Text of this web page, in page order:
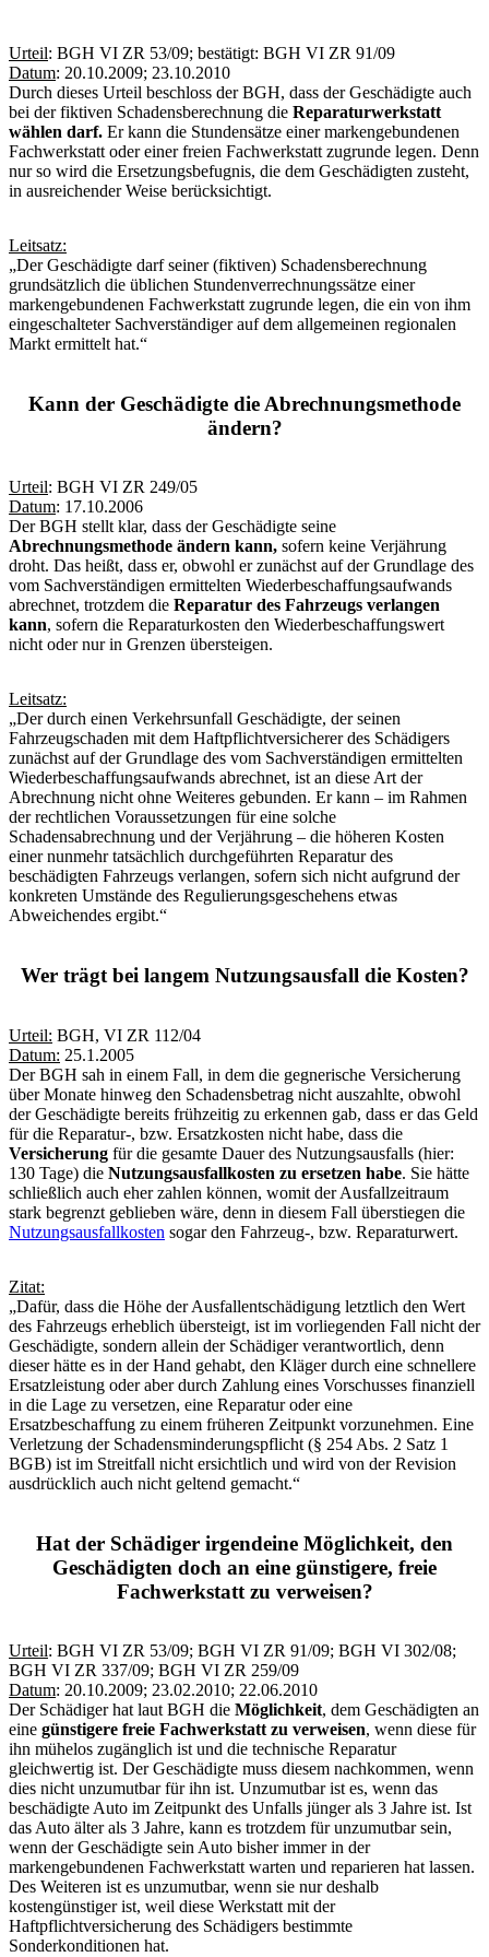
Urteil: BGH VI ZR 53/09; bestätigt: BGH VI ZR 91/09
Datum: 20.10.2009; 23.10.2010
Durch dieses Urteil beschloss der BGH, dass der Geschädigte auch
bei der fiktiven Schadensberechnung die Reparaturwerkstatt
wählen darf. Er kann die Stundensätze einer markengebundenen
Fachwerkstatt oder einer freien Fachwerkstatt zugrunde legen. Denn
nur so wird die Ersetzungsbefugnis, die dem Geschädigten zusteht,
in ausreichender Weise berücksichtigt.
Leitsatz:
„Der Geschädigte darf seiner (fiktiven) Schadensberechnung
grundsätzlich die üblichen Stundenverrechnungssätze einer
markengebundenen Fachwerkstatt zugrunde legen, die ein von ihm
eingeschalteter Sachverständiger auf dem allgemeinen regionalen
Markt ermittelt hat.“
Kann der Geschädigte die Abrechnungsmethode
ändern?
Urteil: BGH VI ZR 249/05
Datum: 17.10.2006
Der BGH stellt klar, dass der Geschädigte seine
Abrechnungsmethode ändern kann, sofern keine Verjährung
droht. Das heißt, dass er, obwohl er zunächst auf der Grundlage des
vom Sachverständigen ermittelten Wiederbeschaffungsaufwands
abrechnet, trotzdem die Reparatur des Fahrzeugs verlangen
kann, sofern die Reparaturkosten den Wiederbeschaffungswert
nicht oder nur in Grenzen übersteigen.
Leitsatz:
„Der durch einen Verkehrsunfall Geschädigte, der seinen
Fahrzeugschaden mit dem Haftpflichtversicherer des Schädigers
zunächst auf der Grundlage des vom Sachverständigen ermittelten
Wiederbeschaffungsaufwands abrechnet, ist an diese Art der
Abrechnung nicht ohne Weiteres gebunden. Er kann – im Rahmen
der rechtlichen Voraussetzungen für eine solche
Schadensabrechnung und der Verjährung – die höheren Kosten
einer nunmehr tatsächlich durchgeführten Reparatur des
beschädigten Fahrzeugs verlangen, sofern sich nicht aufgrund der
konkreten Umstände des Regulierungsgeschehens etwas
Abweichendes ergibt.“
Wer trägt bei langem Nutzungsausfall die Kosten?
Urteil: BGH, VI ZR 112/04
Datum: 25.1.2005
Der BGH sah in einem Fall, in dem die gegnerische Versicherung
über Monate hinweg den Schadensbetrag nicht auszahlte, obwohl
der Geschädigte bereits frühzeitig zu erkennen gab, dass er das Geld
für die Reparatur-, bzw. Ersatzkosten nicht habe, dass die
Versicherung für die gesamte Dauer des Nutzungsausfalls (hier:
130 Tage) die Nutzungsausfallkosten zu ersetzen habe. Sie hätte
schließlich auch eher zahlen können, womit der Ausfallzeitraum
stark begrenzt geblieben wäre, denn in diesem Fall überstiegen die
Nutzungsausfallkosten sogar den Fahrzeug-, bzw. Reparaturwert.
Zitat:
„Dafür, dass die Höhe der Ausfallentschädigung letztlich den Wert
des Fahrzeugs erheblich übersteigt, ist im vorliegenden Fall nicht der
Geschädigte, sondern allein der Schädiger verantwortlich, denn
dieser hätte es in der Hand gehabt, den Kläger durch eine schnellere
Ersatzleistung oder aber durch Zahlung eines Vorschusses finanziell
in die Lage zu versetzen, eine Reparatur oder eine
Ersatzbeschaffung zu einem früheren Zeitpunkt vorzunehmen. Eine
Verletzung der Schadensminderungspflicht (§ 254 Abs. 2 Satz 1
BGB) ist im Streitfall nicht ersichtlich und wird von der Revision
ausdrücklich auch nicht geltend gemacht.“
Hat der Schädiger irgendeine Möglichkeit, den
Geschädigten doch an eine günstigere, freie
Fachwerkstatt zu verweisen?
Urteil: BGH VI ZR 53/09; BGH VI ZR 91/09; BGH VI 302/08;
BGH VI ZR 337/09; BGH VI ZR 259/09
Datum: 20.10.2009; 23.02.2010; 22.06.2010
Der Schädiger hat laut BGH die Möglichkeit, dem Geschädigten an
eine günstigere freie Fachwerkstatt zu verweisen, wenn diese für
ihn mühelos zugänglich ist und die technische Reparatur
gleichwertig ist. Der Geschädigte muss diesem nachkommen, wenn
dies nicht unzumutbar für ihn ist. Unzumutbar ist es, wenn das
beschädigte Auto im Zeitpunkt des Unfalls jünger als 3 Jahre ist. Ist
das Auto älter als 3 Jahre, kann es trotzdem für unzumutbar sein,
wenn der Geschädigte sein Auto bisher immer in der
markengebundenen Fachwerkstatt warten und reparieren hat lassen.
Des Weiteren ist es unzumutbar, wenn sie nur deshalb
kostengünstiger ist, weil diese Werkstatt mit der
Haftpflichtversicherung des Schädigers bestimmte
Sonderkonditionen hat.